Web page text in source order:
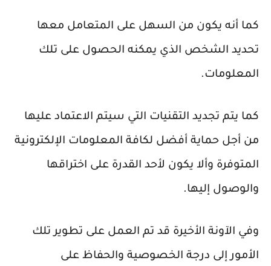
كما أنه يكون من السهل على المتعامل معها
تحديد الشخص الذي يمكنه الحصول على تلك
المعلومات.
كما يتم تجديد التقنيات التي سيتم الاعتماد عليها
من أجل حماية أفضل لكافة المعلومات الإلكترونية
المتوفرة وألا يكون لأحد القدرة على اختراقها
والوصول إليها.
وفي الآونة الأخيرة قد تم العمل على تطوير تلك
الأمور إلى درجة الخصوصية والحفاظ على